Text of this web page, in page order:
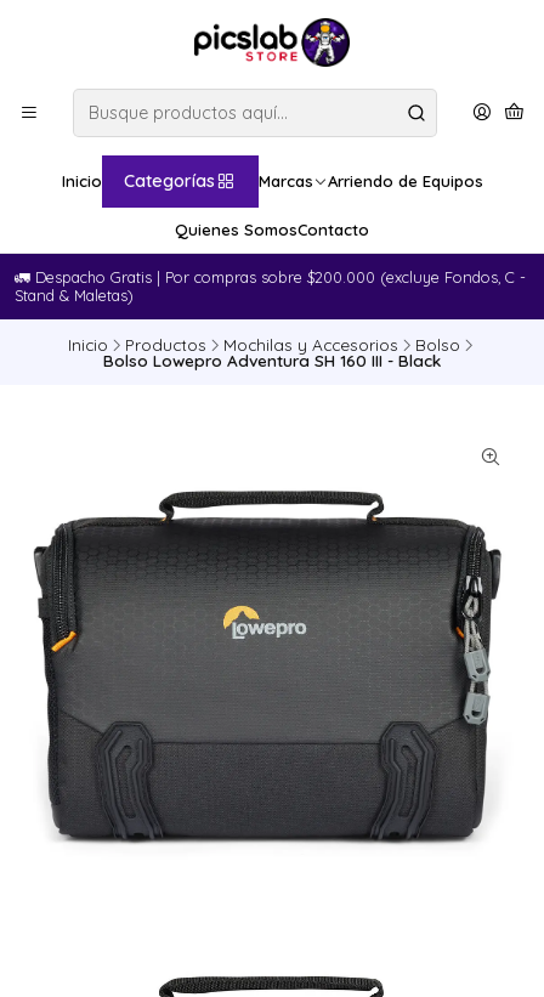
Inicio Categorías Marcas Arriendo de Equipos
Quienes SomosContacto
🚛​ Despacho Gratis | Por compras sobre $200.000 (excluye Fondos, C -
Stand & Maletas)
Inicio Productos Mochilas y Accesorios Bolso
Bolso Lowepro Adventura SH 160 III - Black